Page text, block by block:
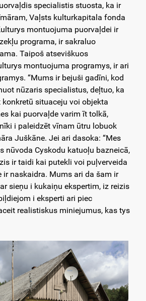
specialistis stuosta, ka ir
Vaļsts kulturkapitala fonda
montuojuma puorvaļdei ir
programa, ir sakraluo
Taipoš atseviškuos
montuojuma programys, ir ari
“Mums ir bejuši gadīni, kod
nūzaris specialistus, deļtuo, ka
situaceju voi objekta
kai puorvaļde varim īt tolkā,
i paleidzēt vīnam ūtru lobuok
Juškāne. Jei ari dasoka: “Mes
nūvoda Cyskodu katuoļu bazneicā,
ir taidi kai putekli voi puļverveida
ir naskaidra. Mums ari da šam ir
sieņu i kukaiņu ekspertim, iz reizis
i eksperti ari piec
realistiskus miniejumus, kas tys